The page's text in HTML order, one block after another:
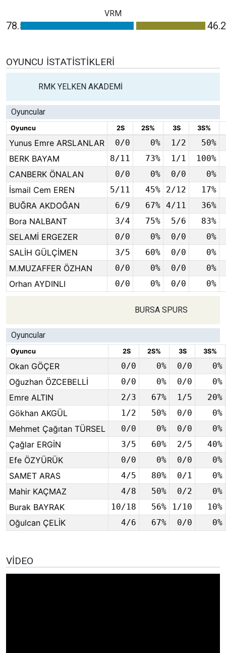
VRM
78.5 46.2
OYUNCU İSTATISTIKLERI
RMK YELKEN AKADEMİ
Oyuncular
Oyuncu 2S 2S% 3S 3S%
Yunus Emre ARSLANLAR 0/0 0% 1/2 50%
BERK BAYAM 8/11 73% 1/1 100%
CANBERK ÖNALAN 0/0 0% 0/0 0%
İsmail Cem EREN 5/11 45% 2/12 17%
BUĞRA AKDOĞAN 6/9 67% 4/11 36%
Bora NALBANT 3/4 75% 5/6 83%
SELAMİ ERGEZER 0/0 0% 0/0 0%
SALİH GÜLÇİMEN 3/5 60% 0/0 0%
M.MUZAFFER ÖZHAN 0/0 0% 0/0 0%
Orhan AYDINLI 0/0 0% 0/0 0%
BURSA SPURS
Oyuncular
Oyuncu 2S 2S% 3S 3S%
Okan GÖÇER 0/0 0% 0/0 0%
Oğuzhan ÖZCEBELLİ 0/0 0% 0/0 0%
Emre ALTIN 2/3 67% 1/5 20%
Gökhan AKGÜL 1/2 50% 0/0 0%
Mehmet Çağıtan TÜRSEL 0/0 0% 0/0 0%
Çağlar ERGİN 3/5 60% 2/5 40%
Efe ÖZYÜRÜK 0/0 0% 0/0 0%
SAMET ARAS 4/5 80% 0/1 0%
Mahir KAÇMAZ 4/8 50% 0/2 0%
Burak BAYRAK 10/18 56% 1/10 10%
Oğulcan ÇELİK 4/6 67% 0/0 0%
VIDEO